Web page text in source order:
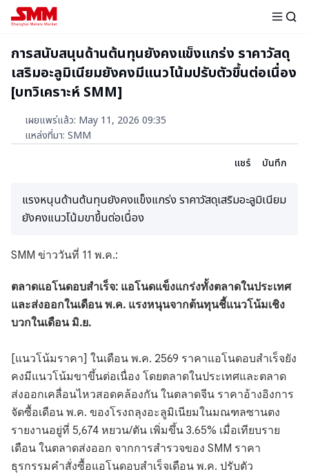
การสนับสนุนด้านต้นทุนยังคงแข็งแกร่ง ราคาวัสดุ
เสริมอะลูมิเนียมยังคงมีแนวโน้มปรับตัวขึ้นต่อเนื่อง
[บทวิเคราะห์ SMM]
เผยแพร่แล้ว: May 11, 2026 09:35
แหล่งที่มา: SMM
แชร์
บันทึก
แรงหนุนด้านต้นทุนยังคงแข็งแกร่ง ราคาวัสดุเสริมอะลูมิเนียม
ยังคงแนวโน้มขาขึ้นต่อเนื่อง
SMM ข่าววันที่ 11 พ.ค.:
ตลาดแอโนดอบสำเร็จ: แอโนดแข็งแกร่งทั้งตลาดในประเทศ
และส่งออกในเดือน พ.ค. แรงหนุนจากต้นทุนชี้แนวโน้มเชิง
บวกในเดือน มิ.ย.
[แนวโน้มราคา] ในเดือน พ.ค. 2569 ราคาแอโนดอบสำเร็จยัง
คงมีแนวโน้มขาขึ้นต่อเนื่อง โดยตลาดในประเทศและตลาด
ส่งออกเคลื่อนไหวสอดคล้องกัน ในตลาดจีน ราคาอ้างอิงการ
จัดซื้อเดือน พ.ค. ของโรงถลุงอะลูมิเนียมในมณฑลซานตง
รายงานอยู่ที่ 5,674 หยวน/ตัน เพิ่มขึ้น 3.65% เมื่อเทียบราย
เดือน ในตลาดส่งออก จากการสำรวจของ SMM ราคา
ธุรกรรมคำสั่งซื้อแอโนดอบสำเร็จเดือน พ.ค. ปรับตัว